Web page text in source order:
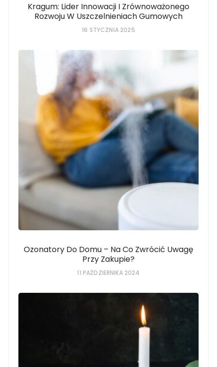
Kragum: Lider Innowacji I Zrównoważonego
Rozwoju W Uszczelnieniach Gumowych
16 STYCZNIA 2025
Ozonatory Do Domu – Na Co Zwrócić Uwagę
Przy Zakupie?
11 PAŹDZIERNIKA 2024